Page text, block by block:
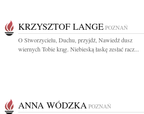
KRZYSZTOF LANGE POZNAŃ
O Stworzycielu, Duchu, przyjdź, Nawiedź dusz
wiernych Tobie krąg. Niebieską łaskę zesłać racz...
ANNA WÓDZKA POZNAŃ